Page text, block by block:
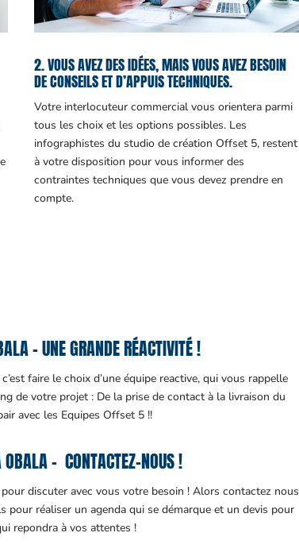
2. VOUS AVEZ DES IDÉES, MAIS VOUS AVEZ BESOIN
DE CONSEILS ET D’APPUIS TECHNIQUES.
Votre interlocuteur commercial vous orientera parmi
tous les choix et les options possibles. Les
infographistes du studio de création Offset 5, restent
à votre disposition pour vous informer des
contraintes techniques que vous devez prendre en
compte.
– UNE GRANDE RÉACTIVITÉ !
faire le choix d’une équipe reactive, qui vous rappelle
de votre projet : De la prise de contact à la livraison du
avec les Equipes Offset 5 !!
– CONTACTEZ-NOUS !
discuter avec vous votre besoin ! Alors contactez nous
pour réaliser un agenda qui se démarque et un devis pour
repondra à vos attentes !